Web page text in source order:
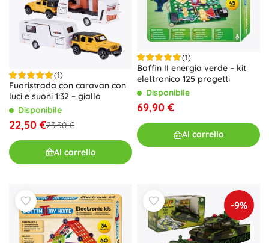
(1)
Fuoristrada con caravan con
luci e suoni 1:32 – giallo
Disponibile
22,50 €23,50 €
Al carrello
(1)
Boffin II energia verde – kit
elettronico 125 progetti
Disponibile
69,90 €
Al carrello
-9%